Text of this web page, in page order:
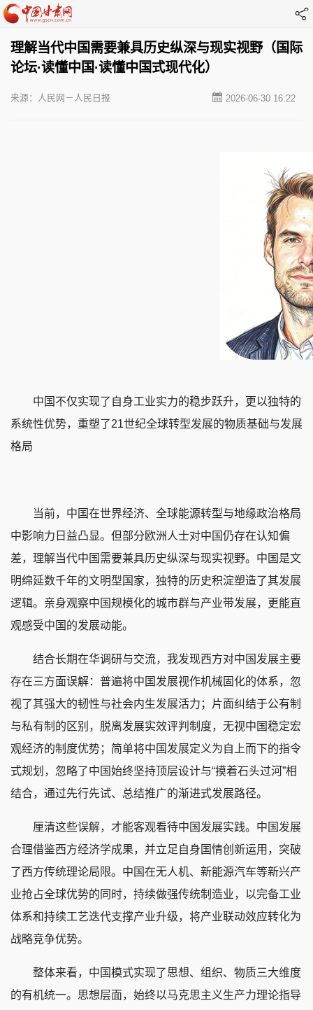
理解当代中国需要兼具历史纵深与现实视野（国际
论坛·读懂中国·读懂中国式现代化）
2026-06-30 16:22
来源：人民网－人民日报
中国不仅实现了自身工业实力的稳步跃升，更以独特的
系统性优势，重塑了21世纪全球转型发展的物质基础与发展
格局
当前，中国在世界经济、全球能源转型与地缘政治格局
中影响力日益凸显。但部分欧洲人士对中国仍存在认知偏
差，理解当代中国需要兼具历史纵深与现实视野。中国是文
明绵延数千年的文明型国家，独特的历史积淀塑造了其发展
逻辑。亲身观察中国规模化的城市群与产业带发展，更能直
观感受中国的发展动能。
结合长期在华调研与交流，我发现西方对中国发展主要
存在三方面误解：普遍将中国发展视作机械固化的体系，忽
视了其强大的韧性与社会内生发展活力；片面纠结于公有制
与私有制的区别，脱离发展实效评判制度，无视中国稳定宏
观经济的制度优势；简单将中国发展定义为自上而下的指令
式规划，忽略了中国始终坚持顶层设计与“摸着石头过河”相
结合，通过先行先试、总结推广的渐进式发展路径。
厘清这些误解，才能客观看待中国发展实践。中国发展
合理借鉴西方经济学成果，并立足自身国情创新运用，突破
了西方传统理论局限。中国在无人机、新能源汽车等新兴产
业抢占全球优势的同时，持续做强传统制造业，以完备工业
体系和持续工艺迭代支撑产业升级，将产业联动效应转化为
战略竞争优势。
整体来看，中国模式实现了思想、组织、物质三大维度
的有机统一。思想层面，始终以马克思主义生产力理论指导